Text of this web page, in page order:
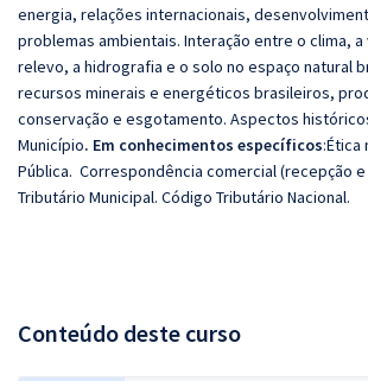
energia, relações internacionais,
problemas ambientais. Interação entre o clima,
relevo, a hidrografia e o solo no espaço natural
recursos minerais e energéticos brasileiros,
conservação e esgotamento. Aspectos
Município. Em conhecimentos específicos:Ética
Pública. Correspondência comercial (recepção
Tributário Municipal. Código Tributário Nacional.
Conteúdo deste curso